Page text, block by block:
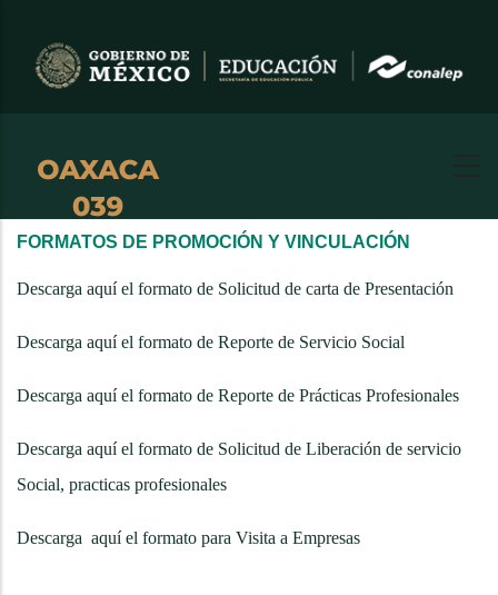
contenido
FORMATOS DE PROMOCIÓN Y VINCULACIÓN
Descarga aquí el formato de Solicitud de carta de Presentación
Descarga aquí el formato de Reporte de Servicio Social
Descarga aquí el formato de Reporte de Prácticas Profesionales
Descarga aquí el formato de Solicitud de Liberación de servicio
Social, practicas profesionales
Descarga aquí el formato para Visita a Empresas